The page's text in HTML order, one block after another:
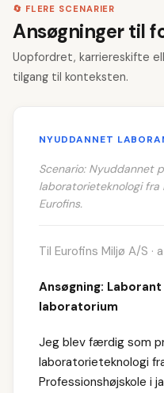
🔄 FLERE SCENARIER
Ansøgninger til
Uopfordret, karriereskifte
tilgang til konteksten.
NYUDDANNET
Scenario: Nyuddannet
laboratorieteknologi fra
Eurofins.
Til Eurofins Miljø A/S ·
Ansøgning:
laboratorium
Jeg blev færdig som
laboratorieteknologi
Professionshøjskole i